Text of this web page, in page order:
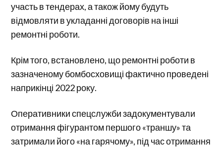
участь в тендерах, а також йому будуть
відмовляти в укладанні договорів на інші
ремонтні роботи.
Крім того, встановлено, що ремонтні роботи в
зазначеному бомбосховищі фактично проведені
наприкінці 2022 року.
Оперативники спецслужби задокументували
отримання фігурантом першого «траншу» та
затримали його «на гарячому», під час отримання